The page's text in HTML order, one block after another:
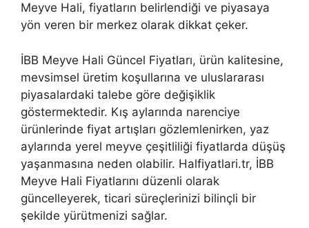
Meyve Hali, fiyatların belirlendiği ve piyasaya
yön veren bir merkez olarak dikkat çeker.
İBB Meyve Hali Güncel Fiyatları, ürün kalitesine,
mevsimsel üretim koşullarına ve uluslararası
piyasalardaki talebe göre değişiklik
göstermektedir. Kış aylarında narenciye
ürünlerinde fiyat artışları gözlemlenirken, yaz
aylarında yerel meyve çeşitliliği fiyatlarda düşüş
yaşanmasına neden olabilir. Halfiyatlari.tr, İBB
Meyve Hali Fiyatlarını düzenli olarak
güncelleyerek, ticari süreçlerinizi bilinçli bir
şekilde yürütmenizi sağlar.